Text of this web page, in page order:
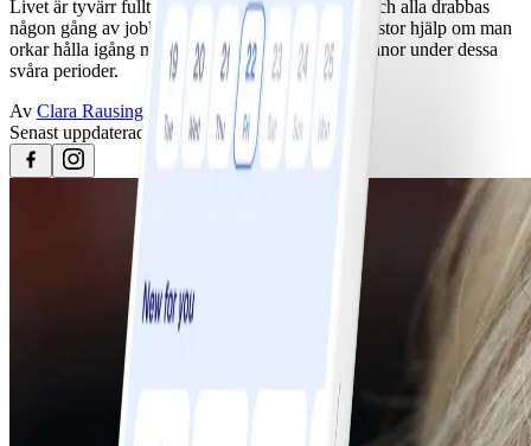
Livet är tyvärr fullt av stora och små motgångar och alla drabbas
någon gång av jobbiga perioder. Det kan vara en stor hjälp om man
orkar hålla igång någon sorts kost- och träningsvanor under dessa
svåra perioder.
Av Clara Rausing
Senast uppdaterad
25 april 2023